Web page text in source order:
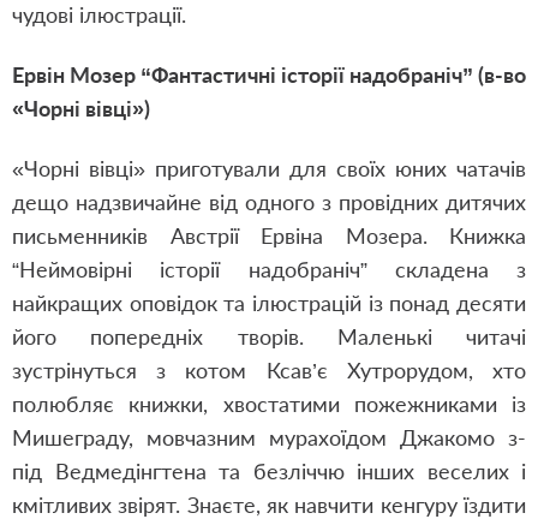
чудові ілюстрації.
Ервін Мозер “Фантастичні історії надобраніч” (в-во
«Чорні вівці»)
«Чорні вівці» приготували для своїх юних чатачів
дещо надзвичайне від одного з провідних дитячих
письменників Австрії Ервіна Мозера. Книжка
“Неймовірні історії надобраніч” складена з
найкращих оповідок та ілюстрацій із понад десяти
його попередніх творів. Маленькі читачі
зустрінуться з котом Ксав’є Хутрорудом, хто
полюбляє книжки, хвостатими пожежниками із
Мишеграду, мовчазним мурахоїдом Джакомо з-
під Ведмедінгтена та безліччю інших веселих і
кмітливих звірят. Знаєте, як навчити кенгуру їздити